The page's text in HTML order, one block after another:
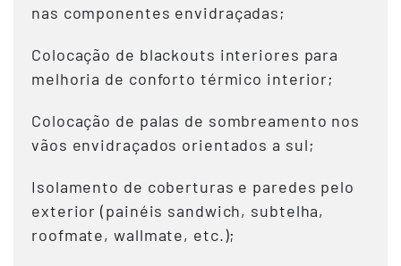
nas componentes envidraçadas;
Colocação de blackouts interiores para
melhoria de conforto térmico interior;
Colocação de palas de sombreamento nos
vãos envidraçados orientados a sul;
Isolamento de coberturas e paredes pelo
exterior (painéis sandwich, subtelha,
roofmate, wallmate, etc.);